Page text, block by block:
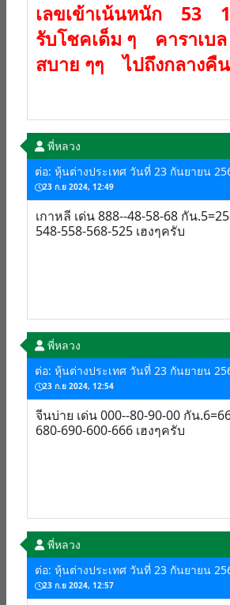
เลขเข้าเน้นหนัก 53
รับโชคเด็ม ๆ คาราเบล
สบาย ๆๆ ไปถึงกลางคื
พี่หลวง
ต่อ: หุ้นต่างประเทศ วันที่ 23 กันยายน
23 ก.ย 2024, 12:49
เกาหลี เด่น 888--48-58-68 กัน
548-558-568-525 เฮงๆครับ
พี่หลวง
ต่อ: หุ้นต่างประเทศ วันที่ 23 กันยายน
23 ก.ย 2024, 12:54
จีนบ่าย เด่น 000--80-90-00 กัน
680-690-600-666 เฮงๆครับ
พี่หลวง
ต่อ: หุ้นต่างประเทศ วันที่ 23 กันยายน
23 ก.ย 2024, 12:57